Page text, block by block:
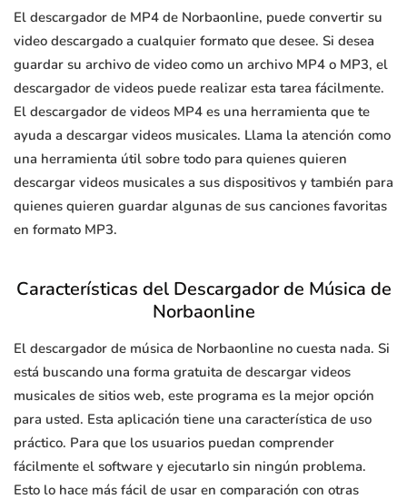
El descargador de MP4 de Norbaonline, puede convertir su
video descargado a cualquier formato que desee. Si desea
guardar su archivo de video como un archivo MP4 o MP3, el
descargador de videos puede realizar esta tarea fácilmente.
El descargador de videos MP4 es una herramienta que te
ayuda a descargar videos musicales. Llama la atención como
una herramienta útil sobre todo para quienes quieren
descargar videos musicales a sus dispositivos y también para
quienes quieren guardar algunas de sus canciones favoritas
en formato MP3.
Características del Descargador de Música de
Norbaonline
El descargador de música de Norbaonline no cuesta nada. Si
está buscando una forma gratuita de descargar videos
musicales de sitios web, este programa es la mejor opción
para usted. Esta aplicación tiene una característica de uso
práctico. Para que los usuarios puedan comprender
fácilmente el software y ejecutarlo sin ningún problema.
Esto lo hace más fácil de usar en comparación con otras